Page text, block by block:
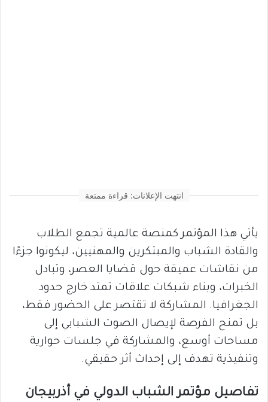
انتهت الإعلانات: قراءة ممتعة
يأتي هذا المؤتمر كمنصة عالمية تجمع الطلاب
والقادة الشباب والمبتكرين والمهنيين، ليكونوا جزءًا
من نقاشات عميقة حول قضايا العصر، وتبادل
الخبرات، وبناء شبكات علاقات تمتد خارج حدود
الجغرافيا. المشاركة لا تقتصر على الحضور فقط،
بل تمنح الفرصة لإيصال الصوت الشبابي إلى
مساحات أوسع، والمشاركة في جلسات حوارية
وتنفيذية تهدف إلى إحداث أثر حقيقي.
تفاصيل مؤتمر الشباب الدولي في أذربيجان